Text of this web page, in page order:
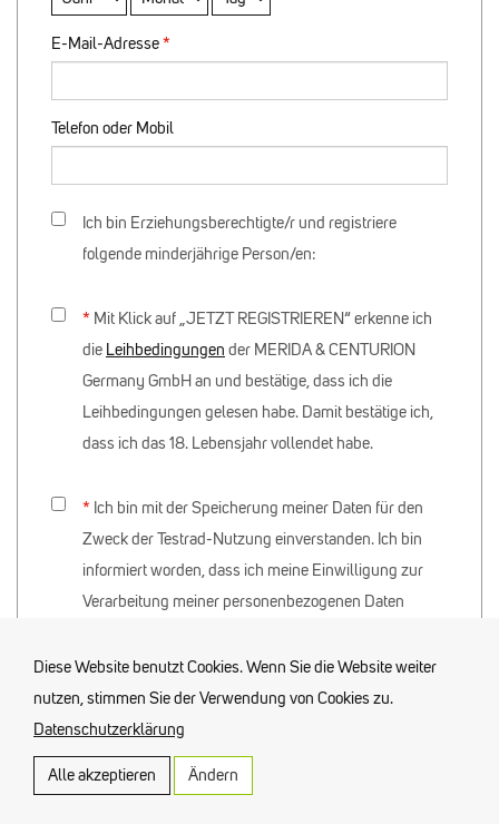
E-Mail-Adresse
Telefon oder Mobil
Ich bin Erziehungsberechtigte/r und registriere
folgende minderjährige Person/en:
Mit Klick auf „JETZT REGISTRIEREN“ erkenne ich
die Leihbedingungen der MERIDA & CENTURION
Germany GmbH an und bestätige, dass ich die
Leihbedingungen gelesen habe. Damit bestätige ich,
dass ich das 18. Lebensjahr vollendet habe.
Ich bin mit der Speicherung meiner Daten für den
Zweck der Testrad-Nutzung einverstanden. Ich bin
informiert worden, dass ich meine Einwilligung zur
Verarbeitung meiner personenbezogenen Daten
Verarbeitung meiner Daten hiermit zu. Diese
Einwilligung gebe ich freiwillig. Ich weiß, dass diese
Einwilligungserklärung gespeichert wird. Ein
Widerruf berührt die Rechtmäßigkeit der bis zu
meinem Widerruf erfolgten Datenverarbeitung nicht.
Diese Website benutzt Cookies. Wenn Sie die Website weiter
nutzen, stimmen Sie der Verwendung von Cookies zu.
Datenschutzerklärung
Alle akzeptieren Ändern